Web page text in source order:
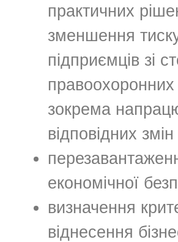
практичних
зменшення
підприємців зі
правоохоронних
зокрема
відповідних
економічної
визначення
віднесення